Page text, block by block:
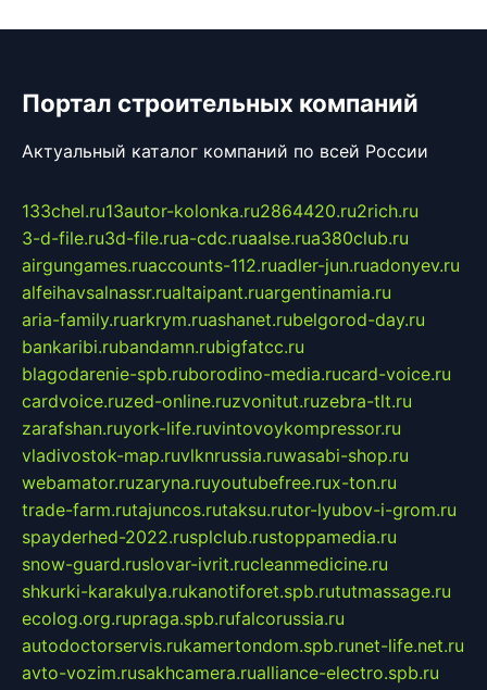
Портал строительных компаний
Актуальный каталог компаний по всей России
133chel.ru13autor-kolonka.ru2864420.ru2rich.ru
3-d-file.ru3d-file.rua-cdc.ruaalse.rua380club.ru
airgungames.ruaccounts-112.ruadler-jun.ruadonyev.ru
alfeihavsalnassr.rualtaipant.ruargentinamia.ru
aria-family.ruarkrym.ruashanet.rubelgorod-day.ru
bankaribi.rubandamn.rubigfatcc.ru
blagodarenie-spb.ruborodino-media.rucard-voice.ru
cardvoice.ruzed-online.ruzvonitut.ruzebra-tlt.ru
zarafshan.ruyork-life.ruvintovoykompressor.ru
vladivostok-map.ruvlknrussia.ruwasabi-shop.ru
webamator.ruzaryna.ruyoutubefree.rux-ton.ru
trade-farm.rutajuncos.rutaksu.rutor-lyubov-i-grom.ru
spayderhed-2022.rusplclub.rustoppamedia.ru
snow-guard.ruslovar-ivrit.rucleanmedicine.ru
shkurki-karakulya.rukanotiforet.spb.rututmassage.ru
ecolog.org.rupraga.spb.rufalcorussia.ru
autodoctorservis.rukamertondom.spb.runet-life.net.ru
avto-vozim.rusakhcamera.rualliance-electro.spb.ru